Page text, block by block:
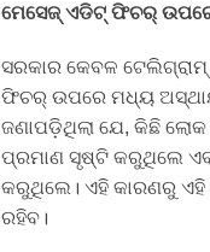
ମେସେଜ୍ ଏଡିଟ୍ ଫିଚର୍
ସରକାର କେବଳ
ଫିଚର୍ ଉପରେ ମଧ୍ୟ
ଜଣାପଡ଼ିଥିଲା ଯେ, କିଛି
ପ୍ରମାଣ ସୃଷ୍ଟି କରୁଥିଲେ
କରୁଥିଲେ। ଏହି କାରଣରୁ
ରହିବ।